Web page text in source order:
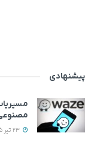
پیشنهادی